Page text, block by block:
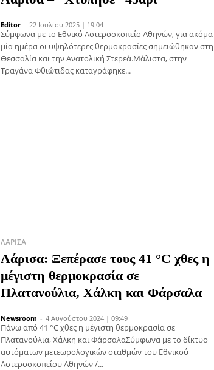
Editor - 22 Ιουλίου 2025 | 19:04
Σύμφωνα με το Εθνικό Αστεροσκοπείο Αθηνών, για ακόμα
μία ημέρα οι υψηλότερες θερμοκρασίες σημειώθηκαν στη
Θεσσαλία και την Ανατολική Στερεά.Μάλιστα, στην
Τραγάνα Φθιώτιδας καταγράφηκε...
ΛΆΡΙΣΑ
Λάρισα: Ξεπέρασε τους 41 °C χθες η
μέγιστη θερμοκρασία σε
Πλατανούλια, Χάλκη και Φάρσαλα
Newsroom - 4 Αυγούστου 2024 | 09:49
Πάνω από 41 °C χθες η μέγιστη θερμοκρασία σε
Πλατανούλια, Χάλκη και ΦάρσαλαΣύμφωνα με το δίκτυο
αυτόματων μετεωρολογικών σταθμών του Εθνικού
Αστεροσκοπείου Αθηνών /...